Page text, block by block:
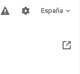
España